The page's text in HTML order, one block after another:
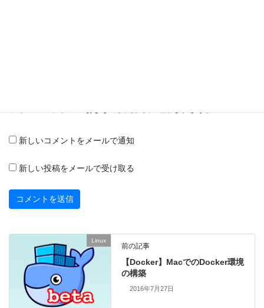
新しいコメントをメールで通知
新しい投稿をメールで受け取る
Linux
前の記事
【Docker】MacでのDocker環境
の構築
2016年7月27日